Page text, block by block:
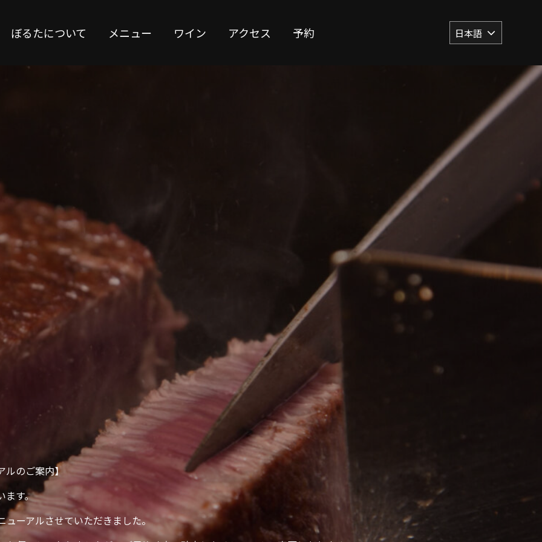
ぼるたについて メニュー ワイン アクセス 予約 日本語
ルのご案内】
ます。
ューアルさせていただきました。